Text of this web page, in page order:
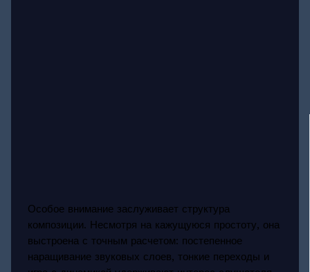
Особое внимание заслуживает структура
композиции. Несмотря на кажущуюся простоту, она
выстроена с точным расчетом: постепенное
наращивание звуковых слоев, тонкие переходы и